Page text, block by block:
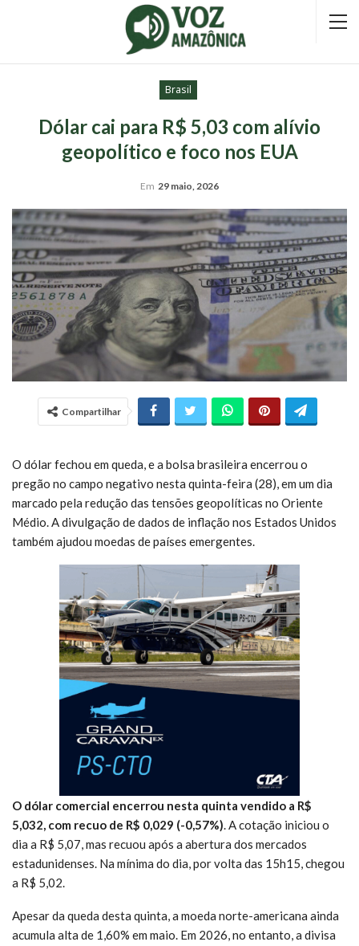
Brasil
Dólar cai para R$ 5,03 com alívio
geopolítico e foco nos EUA
Em 29 maio, 2026
Compartilhar
O dólar fechou em queda, e a bolsa brasileira encerrou o
pregão no campo negativo nesta quinta-feira (28), em um dia
marcado pela redução das tensões geopolíticas no Oriente
Médio. A divulgação de dados de inflação nos Estados Unidos
também ajudou moedas de países emergentes.
O dólar comercial encerrou nesta quinta vendido a R$
5,032, com recuo de R$ 0,029 (-0,57%). A cotação iniciou o
dia a R$ 5,07, mas recuou após a abertura dos mercados
estadunidenses. Na mínima do dia, por volta das 15h15, chegou
a R$ 5,02.
Apesar da queda desta quinta, a moeda norte-americana ainda
acumula alta de 1,60% em maio. Em 2026, no entanto, a divisa